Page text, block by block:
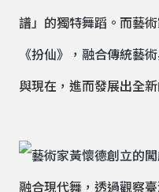
譜」的獨特舞蹈。而藝
《扮仙》，融合傳統藝
與現在，進而發展出全新